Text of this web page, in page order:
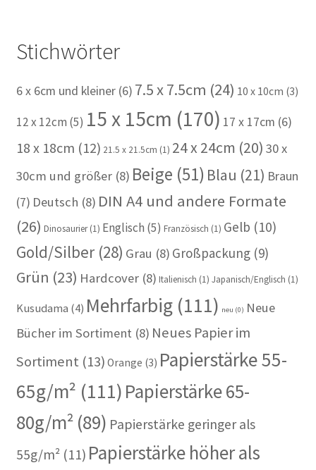
Stichwörter
6 x 6cm und kleiner(6) 7.5 x 7.5cm (24) 10 x 10cm (3)
12 x 12cm (5) 15 x 15cm (170) 17 x 17cm (6)
18 x 18cm (12) 21.5 x 21.5cm (1) 24 x 24cm (20) 30 x
30cm und größer(8) Beige (51) Blau (21) Braun
(7) Deutsch (8) DIN A4 und andere Formate
(26) Dinosaurier(1) Englisch (5) Französisch (1) Gelb (10)
Gold/Silber(28) Grau (8) Großpackung(9)
Grün (23) Hardcover(8) Italienisch (1) Japanisch/Englisch (1)
Kusudama (4) Mehrfarbig(111) neu (0) Neue
Bücher im Sortiment (8) Neues Papier im
Sortiment(13) Orange (3) Papierstärke 55-
65g/m² (111) Papierstärke 65-
80g/m²(89) Papierstärke geringer als
55g/m²(11) Papierstärke höher als